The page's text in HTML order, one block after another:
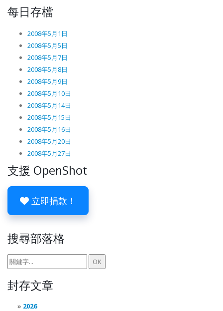
每日存檔
2008年5月1日
2008年5月5日
2008年5月7日
2008年5月8日
2008年5月9日
2008年5月10日
2008年5月14日
2008年5月15日
2008年5月16日
2008年5月20日
2008年5月27日
支援 OpenShot
立即捐款！
搜尋部落格
封存文章
2026